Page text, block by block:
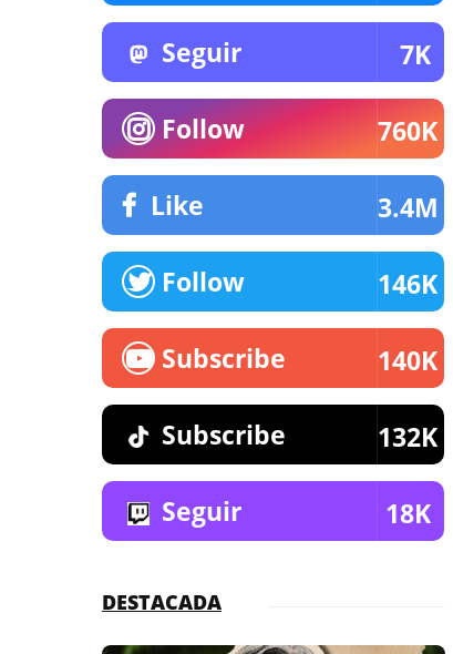
Seguir 7K
Follow 760K
Like 3.4M
Follow 146K
Subscribe 140K
Subscribe 132K
Seguir 18K
DESTACADA